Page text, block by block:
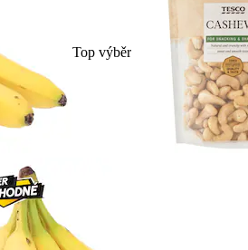
Top výběr